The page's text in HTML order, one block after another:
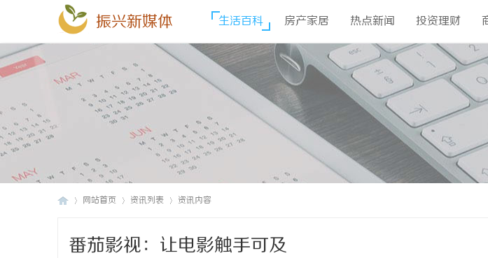
振兴新媒体 生活百科 房产家居 热点新闻 投资理财
网站首页 资讯列表 资讯内容
番茄影视：让电影触手可及